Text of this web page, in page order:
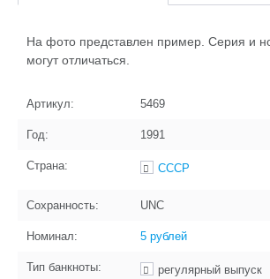
На фото представлен пример. Серия и
могут отличаться.
Артикул: 5469
Год: 1991
Страна: СССР
Сохранность: UNC
Номинал: 5 рублей
Тип банкноты: регулярный выпуск